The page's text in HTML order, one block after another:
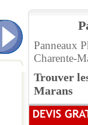
Panneaux
Charente-
Trouver
Marans